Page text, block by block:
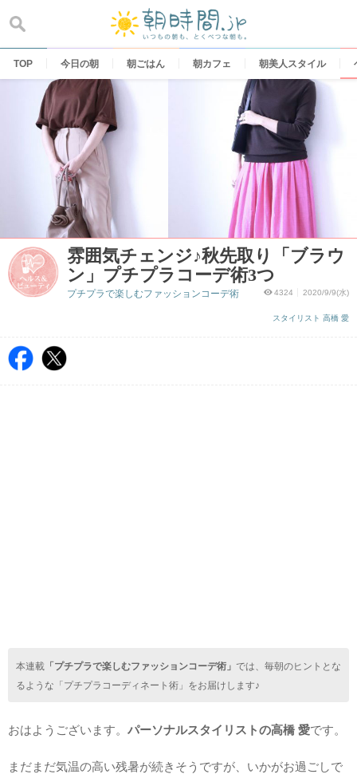
content
TOP 今日の朝 朝ごはん 朝カフェ 朝美人スタイル
雰囲気チェンジ♪秋先取り「ブラウ
ン」プチプラコーデ術3つ
4324 2020/9/9(水)
スタイリスト 高橋 愛
プチプラで楽しむファッションコーデ術
本連載 「プチプラで楽しむファッションコーデ術」 では、毎朝のヒントとな
るような「プチプラコーディネート術」をお届けします♪
おはようございます。 パーソナルスタイリストの高橋 愛です。
まだまだ気温の高い残暑が続きそうですが、いかがお過ごしで